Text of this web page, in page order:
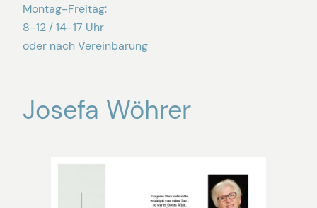
Montag-Freitag:
8-12 / 14-17 Uhr
oder nach Vereinbarung
Josefa Wöhrer